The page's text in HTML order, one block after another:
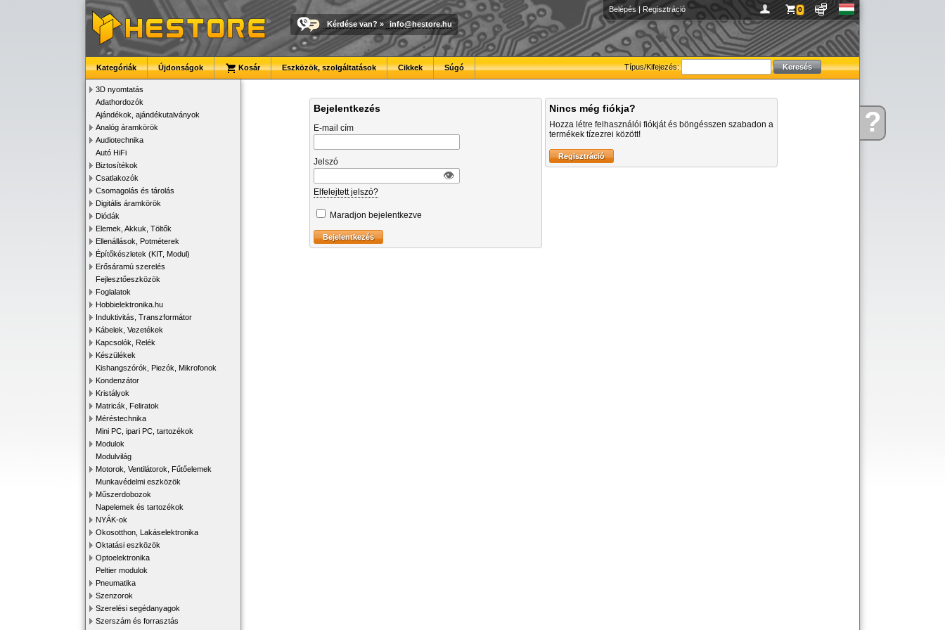
Kérdése?
Belépés | Regisztráció 0
Kérdése van? » info@hestore.hu
Típus/Kifejezés:
Kategóriák Újdonságok Kosár Eszközök, szolgáltatások Cikkek Súgó
3D nyomtatás
Adathordozók
Ajándékok, ajándékutalványok
Analóg áramkörök
Audiotechnika
Autó HiFi
Biztosítékok
Csatlakozók
Csomagolás és tárolás
Digitális áramkörök
Diódák
Elemek, Akkuk, Töltők
Ellenállások, Potméterek
Építőkészletek (KIT, Modul)
Erősáramú szerelés
Fejlesztőeszközök
Foglalatok
Hobbielektronika.hu
Induktivitás, Transzformátor
Kábelek, Vezetékek
Kapcsolók, Relék
Készülékek
Kishangszórók, Piezók, Mikrofonok
Kondenzátor
Kristályok
Matricák, Feliratok
Méréstechnika
Mini PC, ipari PC, tartozékok
Modulok
Modulvilág
Motorok, Ventilátorok, Fűtőelemek
Munkavédelmi eszközök
Műszerdobozok
Napelemek és tartozékok
NYÁK-ok
Okosotthon, Lakáselektronika
Oktatási eszközök
Optoelektronika
Peltier modulok
Pneumatika
Szenzorok
Szerelési segédanyagok
Szerszám és forrasztás
Bejelentkezés
E-mail cím
Jelszó
👁︎
Elfelejtett jelszó?
Maradjon bejelentkezve
Nincs még fiókja?
Hozza létre felhasználói fiókját és böngésszen szabadon a
termékek tízezrei között!